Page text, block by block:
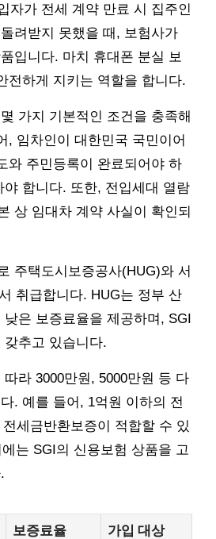
자가 전세 계약 만료 시 집주인
려받지 못했을 때, 보험사가
입니다. 마치 휴대폰 분실 보
전하게 지키는 역할을 합니다.
가지 기본적인 조건을 충족해
, 임차인이 대한민국 국민이어
와 주민등록이 완료되어야 하
야 합니다. 또한, 전입세대 열람
상 임대차 계약 사실이 확인되
주택도시보증공사(HUG)와 서
취급합니다. HUG는 정부 산
은 보증료율을 제공하며, SGI
추고 있습니다.
라 3000만원, 5000만원 등 다
. 예를 들어, 1억원 이하의 전
세금반환보증이 적합할 수 있
는 SGI의 신용보험 상품을 고
보증료율 가입 대상